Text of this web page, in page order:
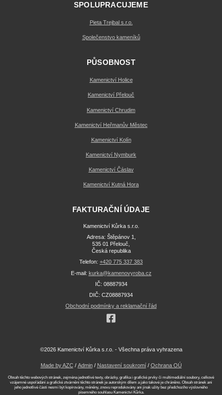
SPOLUPRACUJEME
Pieta Trejbal s.r.o.
Společenstvo kameníků
PŮSOBNOST
Kamenictví Holice
Kamenictví Přelouč
Kamenictví Chrudim
Kamenictví Heřmanův Městec
Kamenictví Kolín
Kamenictví Nymburk
Kamenictví Čáslav
Kamenictví Kutná Hora
FAKTURAČNÍ ÚDAJE
Kamenictví Kůrka s.r.o.
Adresa: Štěpánov 1,
535 01 Přelouč,
Česká republika
Telefon: +420 775 337 383
E-mail: kurka@kamenovyroba.cz
IČ: 08887934
DIČ: CZ08887934
Obchodní podmínky a reklamační řád
©2026 Kamenictví Kůrka s.r.o. - Všechna práva vyhrazena
Made by AZC/ Admin/ Nastavení soukromí/ Ochrana OÚ
Obsah těchto webových stránek, zejména jednotlivé texty, obrázky, grafika i grafické prvky či multimediální soubory, celkové
vzájemné uspořádání a grafické ztvárnění těchto stránek je autorským dílem a jako takové je chráněno. Obsah stránek ani
jeho jednotlivé části nesmí být kopírovány, měněny, znovu reprodukovány ani jinak užity bez předchozího výslovného
písemného souhlasu Kamenictví Kůrka.